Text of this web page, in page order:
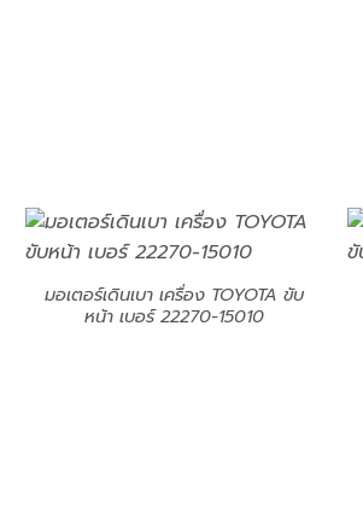
มอเตอร์เดินเบา เครื่อง TOYOTA ขับ
หน้า เบอร์ 22270-15010